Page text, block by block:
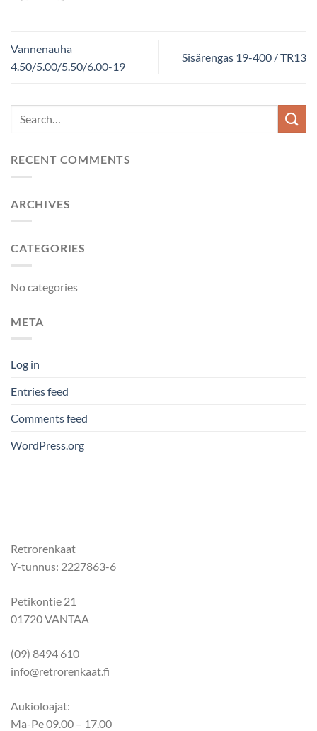
Vannenauha
4.50/5.00/5.50/6.00-19
Sisärengas 19-400 / TR13
RECENT COMMENTS
ARCHIVES
CATEGORIES
No categories
META
Log in
Entries feed
Comments feed
WordPress.org
Retrorenkaat
Y-tunnus: 2227863-6
Petikontie 21
01720 VANTAA
(09) 8494 610
info@retrorenkaat.fi
Aukioloajat:
Ma-Pe 09.00 – 17.00